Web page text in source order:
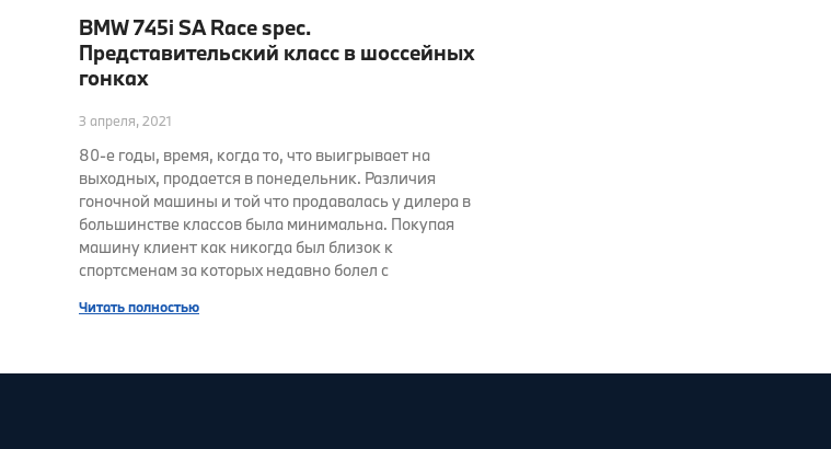
BMW 745i SA Race spec.
Представительский класс в шоссейных
гонках
3 апреля, 2021
80-е годы, время, когда то, что выигрывает на
выходных, продается в понедельник. Различия
гоночной машины и той что продавалась у дилера в
большинстве классов была минимальна. Покупая
машину клиент как никогда был близок к
спортсменам за которых недавно болел с
Читать полностью